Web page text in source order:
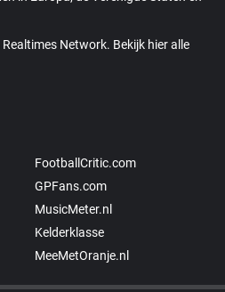
Network. Bekijk hier alle
FootballCritic.com
GPFans.com
MusicMeter.nl
Kelderklasse
MeeMetOranje.nl